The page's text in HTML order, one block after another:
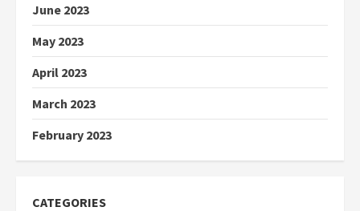
June 2023
May 2023
April 2023
March 2023
February 2023
CATEGORIES